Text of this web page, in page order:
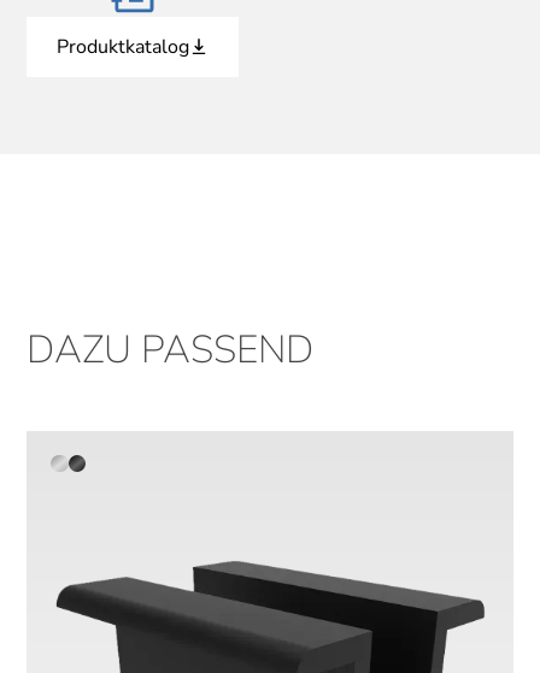
Produktkatalog
DAZU PASSEND